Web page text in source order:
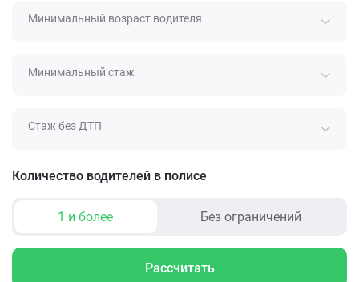
Минимальный возраст водителя
Минимальный стаж
Стаж без ДТП
Количество водителей в полисе
1 и более Без ограничений
Рассчитать